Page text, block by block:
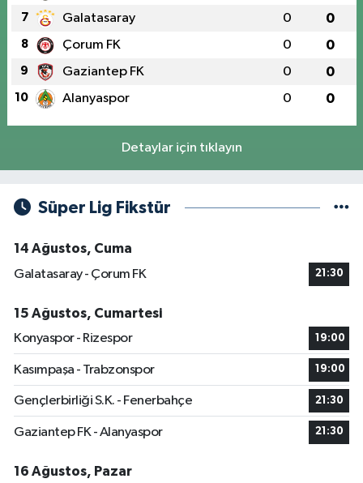
7 Galatasaray 0 0
8 Çorum FK 0 0
9 Gaziantep FK 0 0
10 Alanyaspor 0 0
Detaylar için tıklayın
Süper Lig Fikstür
14 Ağustos, Cuma
Galatasaray - Çorum FK
21:30
15 Ağustos, Cumartesi
Konyaspor - Rizespor
19:00
Kasımpaşa - Trabzonspor 19:00
Gençlerbirliği S.K. - Fenerbahçe 21:30
Gaziantep FK - Alanyaspor 21:30
16 Ağustos, Pazar